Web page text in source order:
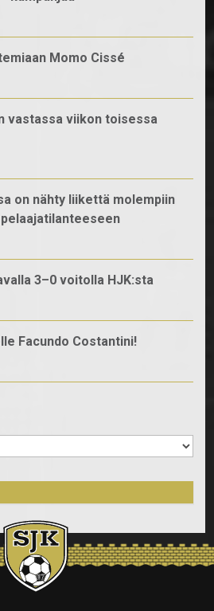
Momo Cissé
vastassa viikon toisessa
on nähty liikettä molempiin
3–0 voitolla HJK:sta
Facundo Costantini!